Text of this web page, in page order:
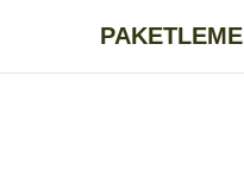
PAKETLEME